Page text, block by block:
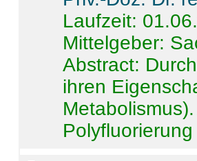
Laufzeit:
Mittelgeber:
Abstract:
ihren